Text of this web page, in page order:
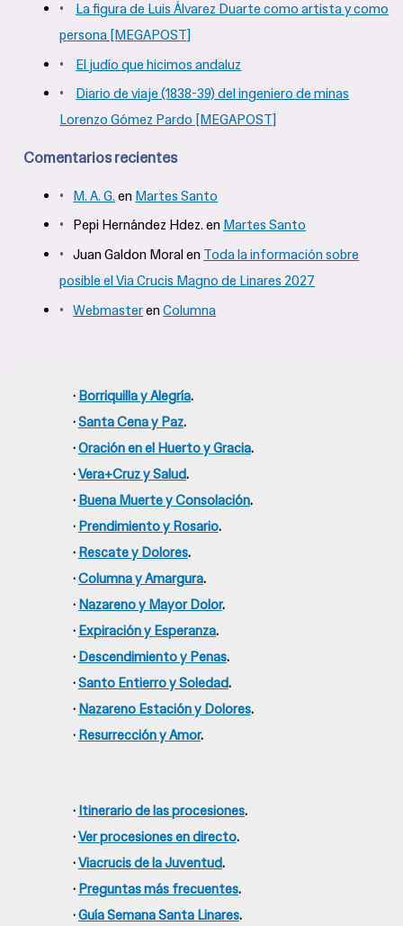
La figura de Luis Álvarez Duarte como artista y como
persona [MEGAPOST]
El judío que hicimos andaluz
Diario de viaje (1838-39) del ingeniero de minas
Lorenzo Gómez Pardo [MEGAPOST]
Comentarios recientes
M. A. G. en Martes Santo
Pepi Hernández Hdez. en Martes Santo
Juan Galdon Moralen Toda la información sobre
posible el Via Crucis Magno de Linares 2027
WebmasterenColumna
· Borriquilla y Alegría.
·Santa Cena y Paz.
·Oración en el Huerto y Gracia.
·Vera+Cruz y Salud.
· Buena Muerte y Consolación.
· Prendimiento y Rosario.
· Rescate y Dolores.
·Columna y Amargura.
· Nazareno y Mayor Dolor.
· Expiración y Esperanza.
· Descendimiento y Penas.
·Santo Entierro y Soledad.
· Nazareno Estación y Dolores.
· Resurrección y Amor.
· Itinerario de las procesiones.
·Ver procesiones en directo.
·Viacrucis de la Juventud.
· Preguntas más frecuentes.
·Guía Semana Santa Linares.